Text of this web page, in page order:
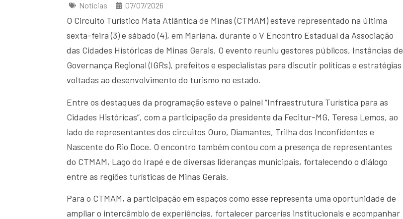
Notícias 07/07/2026
O Circuito Turístico Mata Atlântica de Minas (CTMAM) esteve representado na última
sexta-feira (3) e sábado (4), em Mariana, durante o V Encontro Estadual da Associação
das Cidades Históricas de Minas Gerais. O evento reuniu gestores públicos, Instâncias de
Governança Regional (IGRs), prefeitos e especialistas para discutir políticas e estratégias
voltadas ao desenvolvimento do turismo no estado.
Entre os destaques da programação esteve o painel “Infraestrutura Turística para as
Cidades Históricas”, com a participação da presidente da Fecitur-MG, Teresa Lemos, ao
lado de representantes dos circuitos Ouro, Diamantes, Trilha dos Inconfidentes e
Nascente do Rio Doce. O encontro também contou com a presença de representantes
do CTMAM, Lago do Irapé e de diversas lideranças municipais, fortalecendo o diálogo
entre as regiões turísticas de Minas Gerais.
Para o CTMAM, a participação em espaços como esse representa uma oportunidade de
ampliar o intercâmbio de experiências, fortalecer parcerias institucionais e acompanhar